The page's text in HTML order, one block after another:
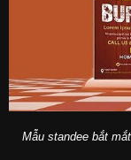
Mẫu standee bắt